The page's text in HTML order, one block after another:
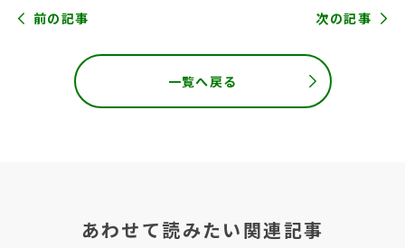
前の記事 次の記事
一覧へ戻る
あわせて読みたい関連記事